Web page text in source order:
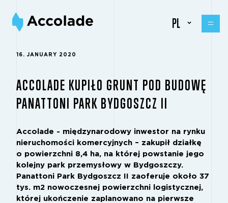
PL
16. JANUARY 2020
ACCOLADE KUPIŁO GRUNT POD BUDOWĘ
PANATTONI PARK BYDGOSZCZ II
Accolade - międzynarodowy inwestor na rynku
nieruchomości komercyjnych – zakupił działkę
o powierzchni 8,4 ha, na której powstanie jego
kolejny park przemysłowy w Bydgoszczy.
Panattoni Park Bydgoszcz II zaoferuje około 37
tys. m2 nowoczesnej powierzchni logistycznej,
której ukończenie zaplanowano na pierwsze